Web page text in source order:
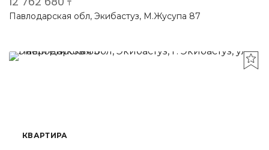
₸
Павлодарская обл, Экибастуз, М.Жусупа 87
КВАРТИРА